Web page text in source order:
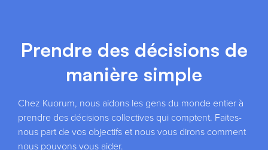
Prendre des décisions de
manière simple
Chez Kuorum, nous aidons les gens du monde entier à
prendre des décisions collectives qui comptent. Faites-
nous part de vos objectifs et nous vous dirons comment
nous pouvons vous aider.